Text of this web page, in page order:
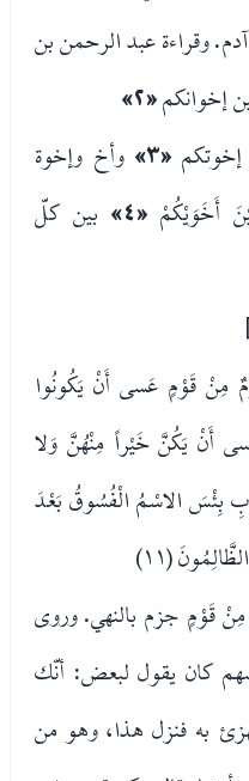
وقراءة عبد الرحمن بن
إخوانكم«٢»
إخوتكم«٣» وأخ وإخوة
أَخَوَيْكُمْ«٤»
بين كلّ
مِنْ قَوْمٍ عَسى أَنْ يَكُونُوا
أَنْ يَكُنَّ خَيْراً مِنْهُنَّ وَلا
بِئْسَ الاسْمُ الْفُسُوقُ بَعْدَ
(١١)
مِنْ قَوْمٍ جزم بالنهي. وروى
كان يقول لبعض: أنّك
به فنزل هذا، وهو من